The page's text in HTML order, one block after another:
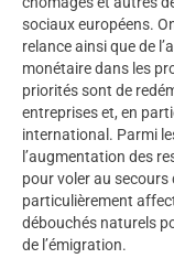
sociaux européens.
relance ainsi que de
monétaire dans les
priorités sont de
entreprises et, en
international. Parmi
l’augmentation des
pour voler au secours
particulièrement
débouchés naturels
de l’émigration.